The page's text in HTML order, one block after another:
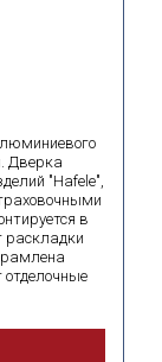
Дверка
"Hafele",
в
раскладки